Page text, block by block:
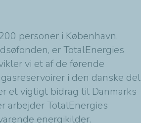
personer i København,
er TotalEnergies
vi et af de førende
i den danske del
et vigtigt bidrag til Danmarks
arbejder TotalEnergies
energikilder.